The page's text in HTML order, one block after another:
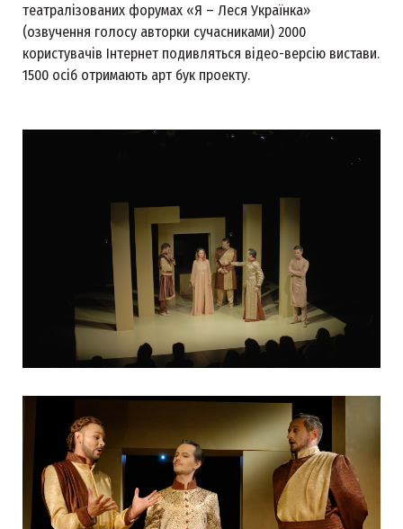
театралізованих форумах «Я – Леся Українка»
(озвучення голосу авторки сучасниками) 2000
користувачів Інтернет подивляться відео-версію вистави.
1500 осіб отримають арт бук проекту.